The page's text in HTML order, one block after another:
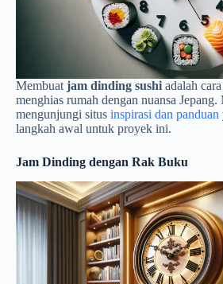
Membuat jam dinding sushi adalah
menghias rumah dengan nuansa
mengunjungi situs inspirasi dan panduan
langkah awal untuk proyek ini.
Jam Dinding dengan Rak Buku